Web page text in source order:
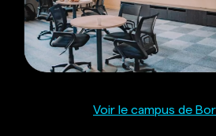
Voir le campus de